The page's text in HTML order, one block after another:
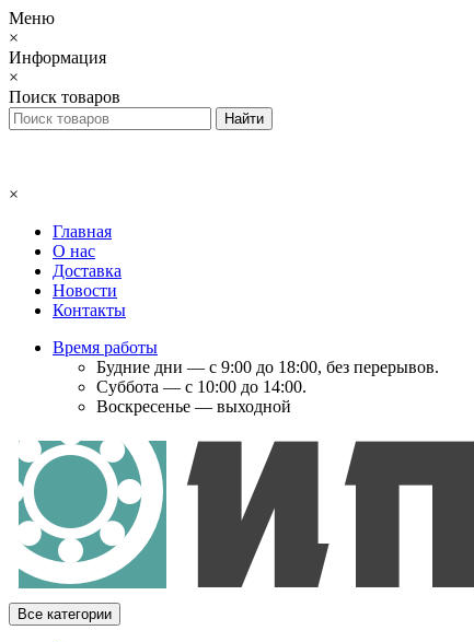
Меню
×
Информация
×
Поиск товаров
×
Главная
О нас
Доставка
Новости
Контакты
Время работы
Будние дни — с 9:00 до 18:00, без перерывов.
Суббота — с 10:00 до 14:00.
Воскресенье — выходной
Все категории